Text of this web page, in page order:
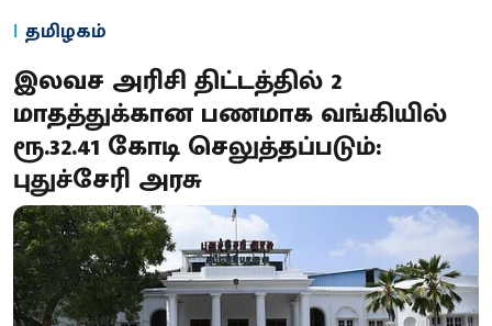
தமிழகம்
இலவச அரிசி திட்டத்தில் 2
மாதத்துக்கான பணமாக வங்கியில்
ரூ.32.41 கோடி செலுத்தப்படும்:
புதுச்சேரி அரசு